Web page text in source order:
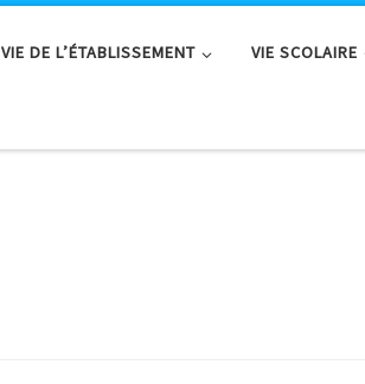
VIE DE L’ÉTABLISSEMENT VIE SCOLAIRE